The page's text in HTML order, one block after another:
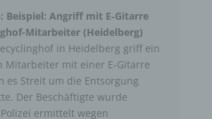
Beispiel: Angriff mit E‑Gitarre
Mitarbeiter (Heidelberg)
in Heidelberg griff ein
Mitarbeiter mit einer E‑Gitarre
es Streit um die Entsorgung
Der Beschäftigte wurde
ermittelt wegen